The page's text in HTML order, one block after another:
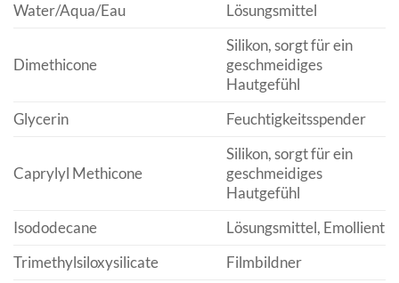
Water/Aqua/Eau
Lösungsmittel
Dimethicone
Silikon, sorgt für ein
geschmeidiges
Hautgefühl
Glycerin
Feuchtigkeitsspender
Caprylyl Methicone
Silikon, sorgt für ein
geschmeidiges
Hautgefühl
Isododecane
Lösungsmittel, Emollient
Trimethylsiloxysilicate
Filmbildner